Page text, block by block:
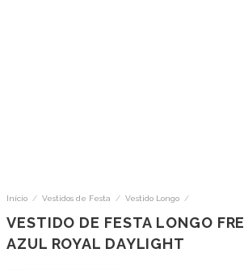
Início / Vestidos de Festa / Vestido Longo /
VESTIDO DE FESTA LONGO
AZUL ROYAL DAYLIGHT